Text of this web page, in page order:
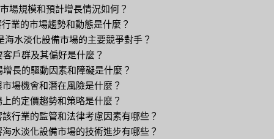
場規模和預計增長情況如何？
業的市場趨勢和動態是什麼？
海水淡化設備市場的主要競爭對手？
戶群及其偏好是什麼？
長的驅動因素和障礙是什麼？
場機會和潛在風險是什麼？
的定價趨勢和策略是什麼？
行業的監管和法律考慮因素有哪些？
水淡化設備市場的技術進步有哪些？